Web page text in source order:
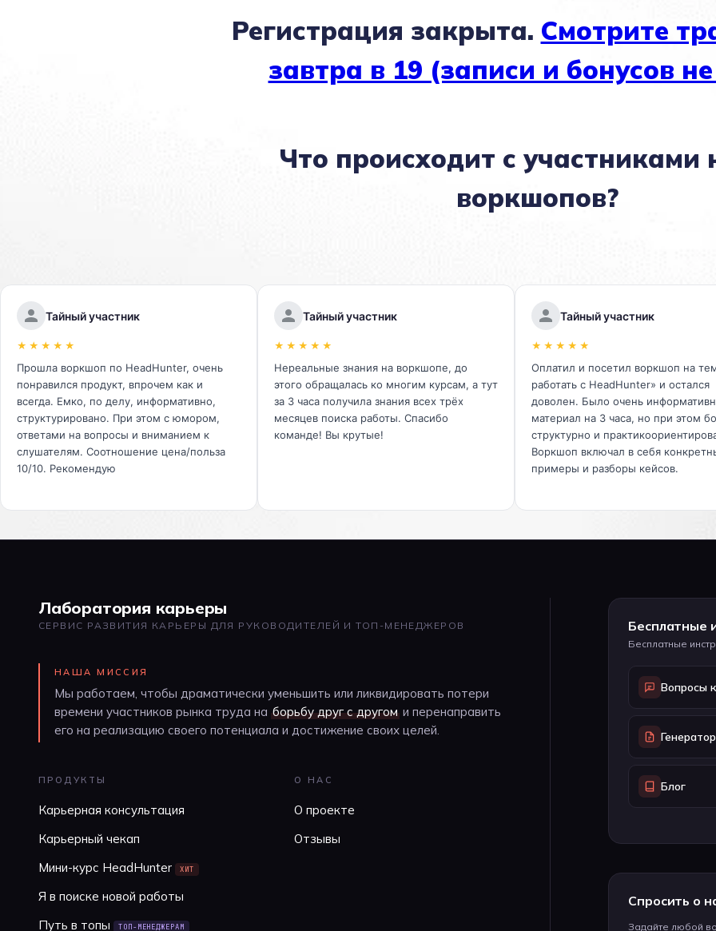
Регистрация закрыта. Смотрите
завтра в 19 (записи и бонусов
Что происходит с участниками
воркшопов?
Тайный участник
★★★★★
Прошла воркшоп по HeadHunter, очень
понравился продукт, впрочем как и
всегда. Емко, по делу, информативно,
структурировано. При этом с юмором,
ответами на вопросы и вниманием к
слушателям. Соотношение цена/польза
10/10. Рекомендую
Тайный участник
★★★★★
Нереальные знания на воркшопе, до
этого обращалась ко многим курсам, а тут
за 3 часа получила знания всех трёх
месяцев поиска работы. Спасибо
команде! Вы крутые!
Тайный участник
★★★★★
Оплатил и посетил воркшоп на
работать с HeadHunter» и остался
доволен. Было очень
материал на 3 часа, но при этом
структурно и
Воркшоп включал в себя
примеры и разборы кейсов.
Лаборатория карьеры
СЕРВИС РАЗВИТИЯ КАРЬЕРЫ ДЛЯ РУКОВОДИТЕЛЕЙ И ТОП-МЕНЕДЖЕРОВ
НАША МИССИЯ
Мы работаем, чтобы драматически уменьшить или ликвидировать потери
времени участников рынка труда на борьбу друг с другом и перенаправить
его на реализацию своего потенциала и достижение своих целей.
ПРОДУКТЫ
Карьерная консультация
Карьерный чекап
Мини-курс HeadHunter
ХИТ
Я в поиске новой работы
Путь в топы
ТОП-МЕНЕДЖЕРАМ
О НАС
О проекте
Отзывы
Бесплатные
Бесплатные
Вопросы
Блог
Спросить о
Задайте любой